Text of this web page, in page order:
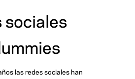
sociales
las redes sociales han